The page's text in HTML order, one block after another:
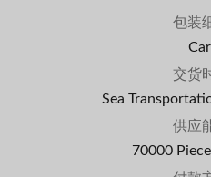
包装
交货
Sea
供应
70000